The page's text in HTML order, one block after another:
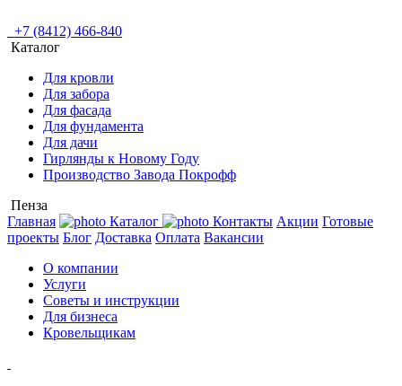
+7 (8412) 466-840
Каталог
Для кровли
Для забора
Для фасада
Для фундамента
Для дачи
Гирлянды к Новому Году
Производство Завода Покрофф
Пенза
Главная
Каталог Контакты Акции Готовые
проекты Блог Доставка Оплата Вакансии
О компании
Услуги
Советы и инструкции
Для бизнеса
Кровельщикам